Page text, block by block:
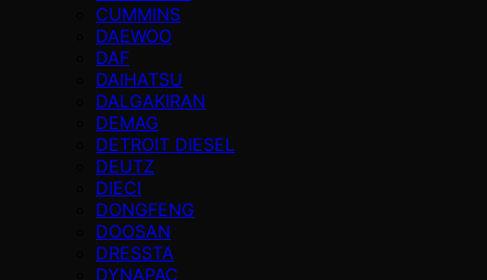
CUMMINS
DAEWOO
DAF
DAIHATSU
DALGAKIRAN
DEMAG
DETROIT DIESEL
DEUTZ
DIECI
DONGFENG
DOOSAN
DRESSTA
DYNAPAC